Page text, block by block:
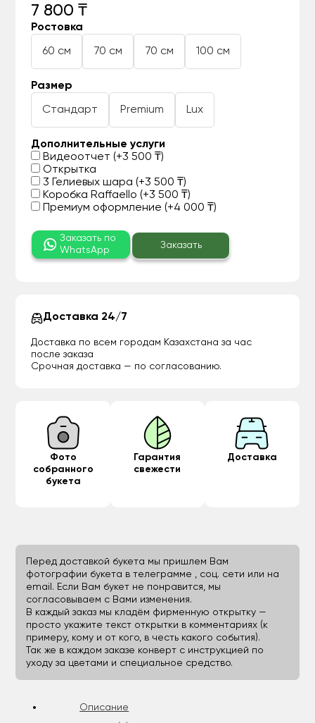
7 800 ₸
Ростовка
60 см 70 см 70 см 100 см
Размер
Стандарт Premium Lux
Дополнительные услуги
Видеоотчет (+3 500 ₸)
Открытка
3 Гелиевых шара (+3 500 ₸)
Коробка Raffaello (+3 500 ₸)
Премиум оформление (+4 000 ₸)
Заказать по
WhatsApp
Заказать
Доставка 24/7
Доставка по всем городам Казахстана за час
после заказа
Срочная доставка — по согласованию.
Фото
собранного
букета
Гарантия
свежести
Доставка
Перед доставкой букета мы пришлем Вам
фотографии букета в телеграмме , соц. сети или на
email. Если Вам букет не понравится, мы
согласовываем с Вами изменения.
В каждый заказ мы кладём фирменную открытку —
просто укажите текст открытки в комментариях (к
примеру, кому и от кого, в честь какого события).
Так же в каждом заказе конверт с инструкцией по
уходу за цветами и специальное средство.
Описание